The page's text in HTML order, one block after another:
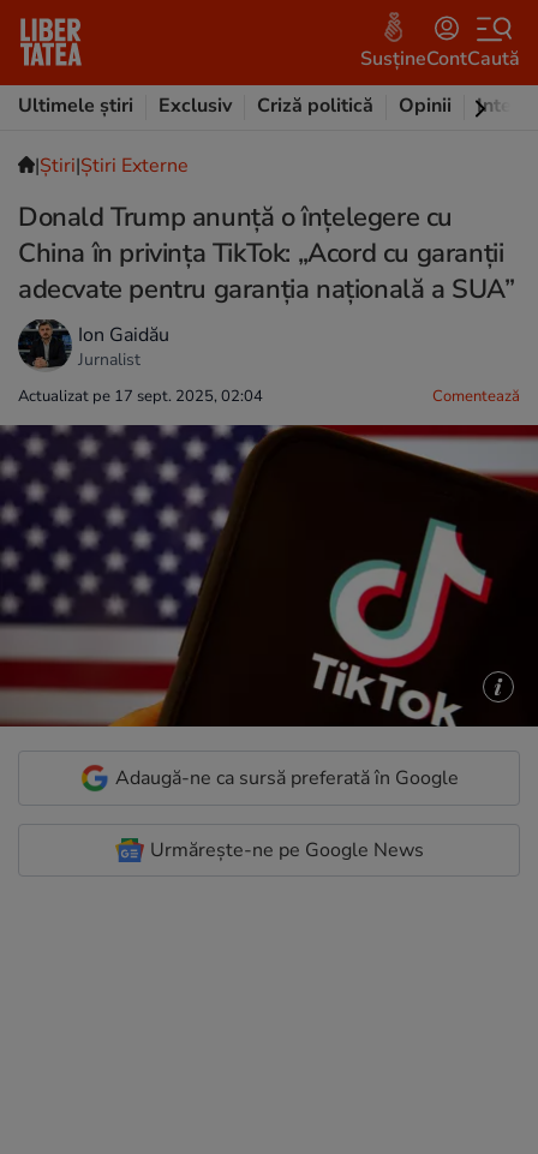
SusțineContCaută
Ultimele știri
Exclusiv Criză politică Opinii
|Ştiri|Știri Externe
Donald Trump anunţă o înțelegere cu
China în privința TikTok: „Acord cu garanții
adecvate pentru garanția națională a SUA”
Ion Gaidău
Jurnalist
Actualizat pe 17 sept. 2025, 02:04 Comentează
Adaugă-ne ca sursă preferată în Google
Urmărește-ne pe Google News